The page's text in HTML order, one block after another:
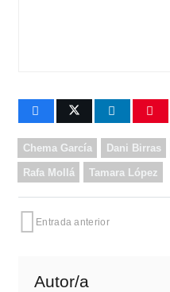
Chema García Dani Birras
Rafa Mollá Tamara López
Entrada anterior
Autor/a